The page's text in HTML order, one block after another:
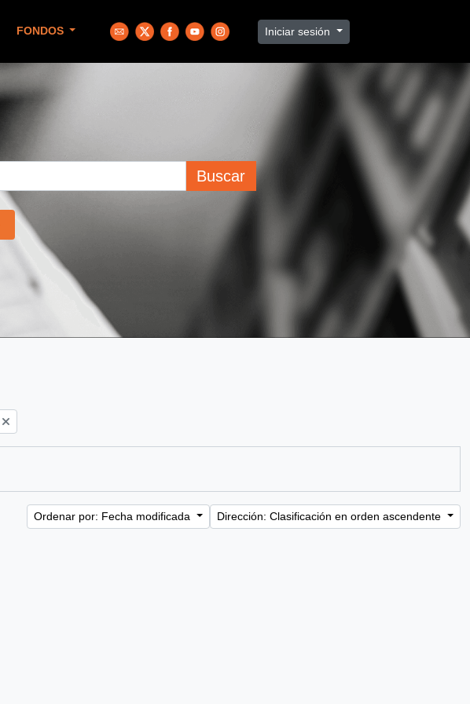
FONDOS Iniciar sesión
Buscar
Ordenar por: Fecha modificada Dirección: Clasificación en orden ascendente